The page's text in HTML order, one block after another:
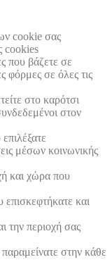
cookie σας
cookies
που βάζετε σε
φόρμες σε όλες τις
στο καρότσι
στον
μέσων κοινωνικής
και χώρα που
επισκεφτήκατε και
την περιοχή σας
στην κάθε